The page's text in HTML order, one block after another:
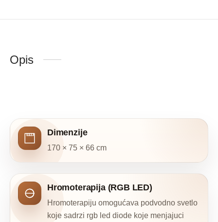
Opis
Dimenzije
170 × 75 × 66 cm
Hromoterapija (RGB LED)
Hromoterapiju omogućava podvodno svetlo
koje sadrzi rgb led diode koje menjajuci